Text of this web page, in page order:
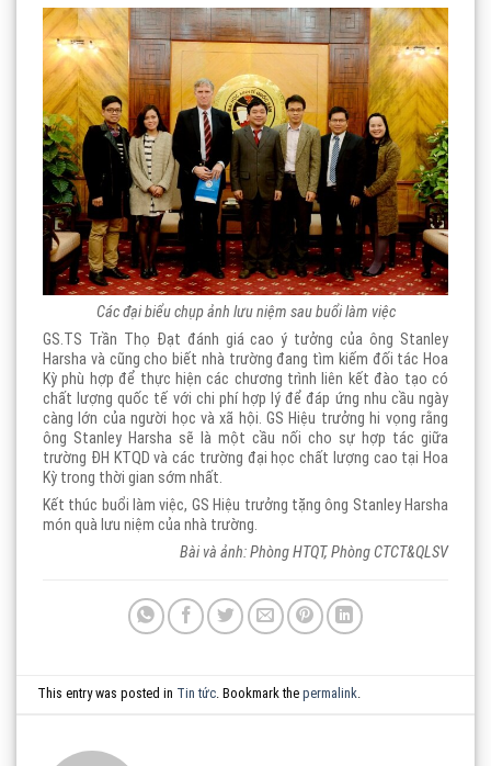
Các đại biểu chụp ảnh lưu niệm sau buổi làm việc
GS.TS Trần Thọ Đạt đánh giá cao ý tưởng của ông Stanley
Harsha và cũng cho biết nhà trường đang tìm kiếm đối tác Hoa
Kỳ phù hợp để thực hiện các chương trình liên kết đào tạo có
chất lượng quốc tế với chi phí hợp lý để đáp ứng nhu cầu ngày
càng lớn của người học và xã hội. GS Hiệu trưởng hi vọng rằng
ông Stanley Harsha sẽ là một cầu nối cho sự hợp tác giữa
trường ĐH KTQD và các trường đại học chất lượng cao tại Hoa
Kỳ trong thời gian sớm nhất.
Kết thúc buổi làm việc, GS Hiệu trưởng tặng ông Stanley Harsha
món quà lưu niệm của nhà trường.
Bài và ảnh: Phòng HTQT, Phòng CTCT&QLSV
This entry was posted in Tin tức. Bookmark thepermalink.